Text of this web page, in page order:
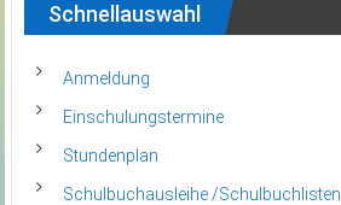
Schnellauswahl
Anmeldung
Einschulungstermine
Stundenplan
Schulbuchausleihe /Schulbuchlisten